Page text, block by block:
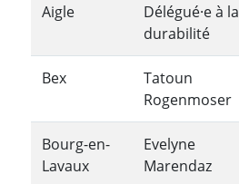
Aigle
Délégué·e à la
durabilité
Bex
Tatoun
Rogenmoser
Bourg-en-
Lavaux
Evelyne
Marendaz